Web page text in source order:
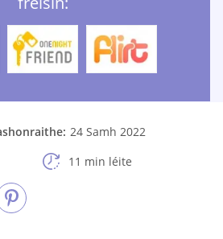
24 Samh 2022
11 min léite